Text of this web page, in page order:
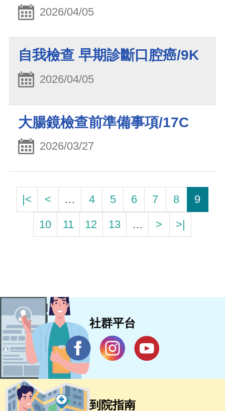
2026/04/05
自我檢查 早期診斷口腔癌/9K
2026/04/05
大腸鏡檢查前準備事項/17C
2026/03/27
|< < … 4 5 6 7 8
9
10
11 12 13 … > >|
社群平台
到院指南